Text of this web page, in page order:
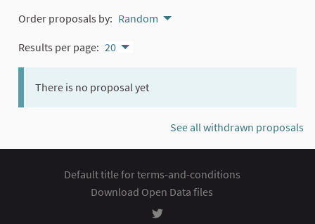
Order proposals by: Random
Results per page: 20
There is no proposal yet
See all withdrawn proposals
Default title for terms-and-conditions
Download Open Data files
Rozhodování at Twitter